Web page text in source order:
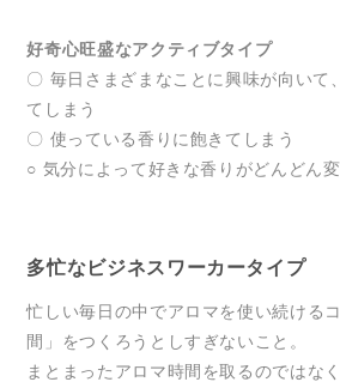
好奇心旺盛なアクティブタイプ
〇 毎日さまざまなことに興味が向いて
てしまう
〇 使っている香りに飽きてしまう
○ 気分によって好きな香りがどんどん
多忙なビジネスワーカータイプ
忙しい毎日の中でアロマを使い続ける
間」をつくろうとしすぎないこと。
まとまったアロマ時間を取るのではな